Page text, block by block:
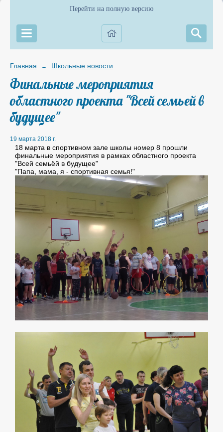
Перейти на полную версию
Главная → Школьные новости
Финальные мероприятия
областного проекта "Всей семьей в
будущее"
19 марта 2018 г.
18 марта в спортивном зале школы номер 8 прошли
финальные мероприятия в рамках областного проекта
"Всей семьёй в будущее"
"Папа, мама, я - спортивная семья!"